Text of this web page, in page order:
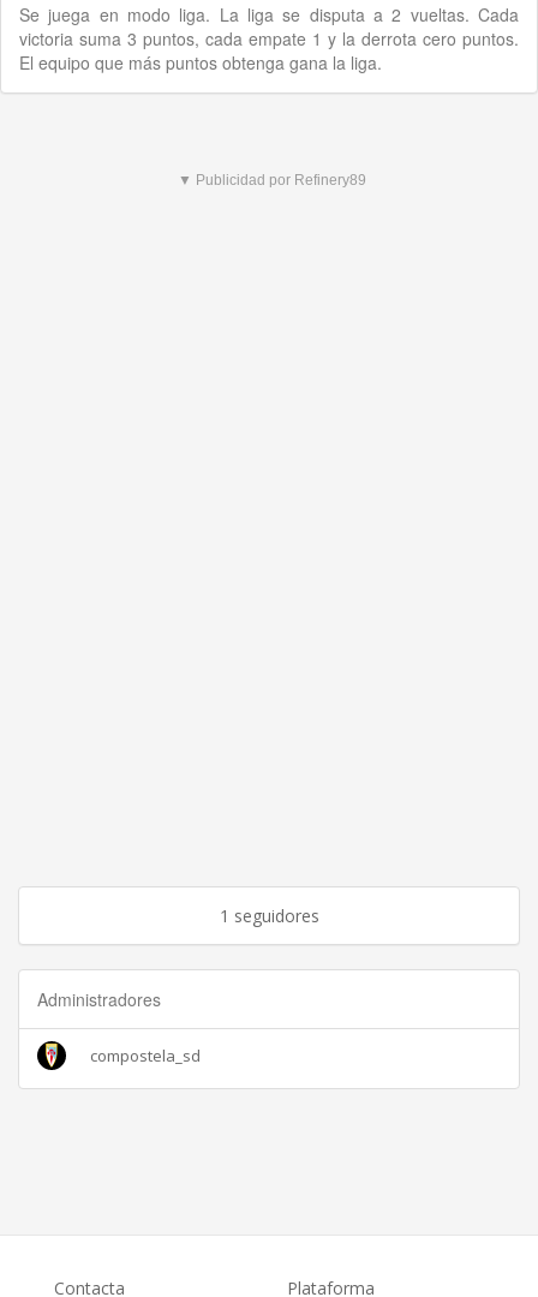
Se juega en modo liga. La liga se disputa a 2 vueltas. Cada
victoria suma 3 puntos, cada empate 1 y la derrota cero puntos.
El equipo que más puntos obtenga gana la liga.
▼ Publicidad por Refinery89
1 seguidores
Administradores
compostela_sd
Contacta Plataforma